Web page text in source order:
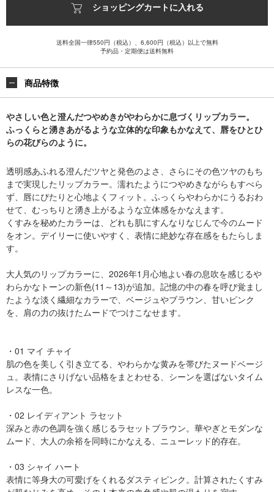
ショッピングカートに入れる
送料全国一律550円（税込）、6,600円（税込）以上で無料
予約品・定期便は送料無料
商品特徴
やさしい色と澄んだつやめきがやわらかに息づくリップカラー。
ふっくらと湧きあがるような立体的な印象もかなえて、唇をひとひ
らの花びらのように。
透明感あふれる澄んだツヤと発色のよさ、さらにその色ツヤのもち
まで実現したリップカラー。濡れたようにつやめきながらもすべら
ず、唇にぴたりと心地よくフィット。ふっくらやわらかにうるおわ
せて、むっちりと湧き上がるような立体感をかなえます。
くすみを秘めたカラーは、どれも肌にすんなりなじんで今のムード
をオン。デイリーに使いやすく、表情に絶妙な存在感をもたらしま
す。
大人気のリップカラーに、2026年1月心地よい春の息吹を感じるや
わらかなトーンの新色(11～13)が追加。記憶の中の春を呼び覚まし
たような淡く繊細なカラーで、ベージュやブラウン、甘いピンク
を、肩の力の抜けたムードでつけこなせます。
・01 マイ チャイ
肌の色を美しく引き立てる、やわらかな黄みを帯びたヌードベージ
ュ。表情にさりげない品格をまとわせる、シーンを選ばないタイム
レスな一色。
・02 レイディアント ラセット
深みと赤の色調を強く感じるラセットブラウン。華やぎとモダンな
ムード、大人の余裕を同時にかなえる、ニューレッド的存在。
・03 シャイ ハート
表情に等身大の可愛げをくれるダスティピンク。計算されたくすみ